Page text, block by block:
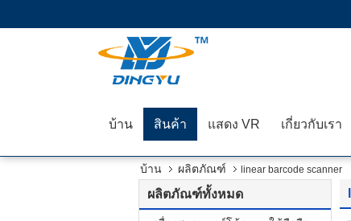
บ้าน สินค้า แสดง VR เกี่ยวกับเรา
บ้าน ผลิตภัณฑ์ linear barcode scanner
ผลิตภัณฑ์ทั้งหมด